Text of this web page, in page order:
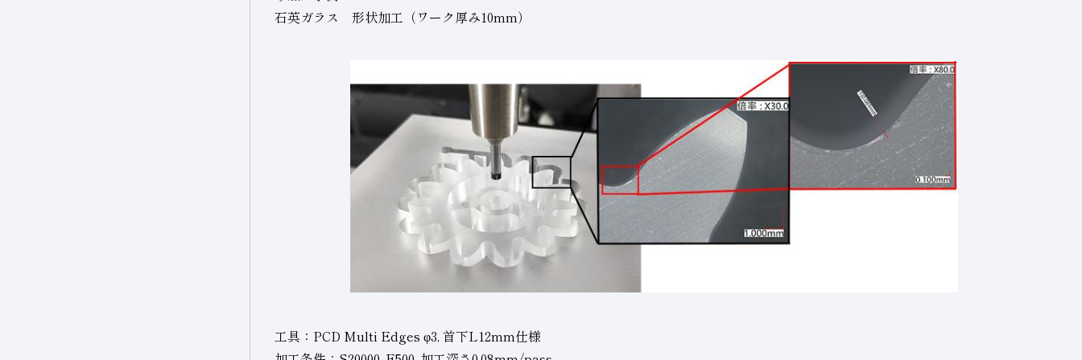
石英ガラス 形状加工（ワーク厚み10mm）
工具：PCD Multi Edges φ3, 首下L12mm仕様